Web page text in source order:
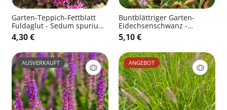
Garten-Teppich-Fettblatt
Fuldaglut - Sedum spurium
'Fuldaglut'
4,30 €
Buntblättriger Garten-
Eidechsenschwanz -
Houttuynia cordata
'Chameleon'
5,10 €
AUSVERKAUFT ANGEBOT